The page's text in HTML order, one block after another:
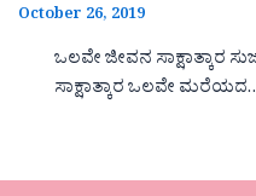
October 26, 2019
ಒಲವೇ ಜೀವನ ಸಾಕ್ಷಾತ್ಕಾರ
ಸಾಕ್ಷಾತ್ಕಾರ ಒಲವೇ